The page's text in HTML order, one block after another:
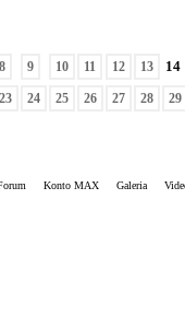
8 9 10 11 12 13 14
23 24 25 26 27 28 29
Konto MAX Galeria